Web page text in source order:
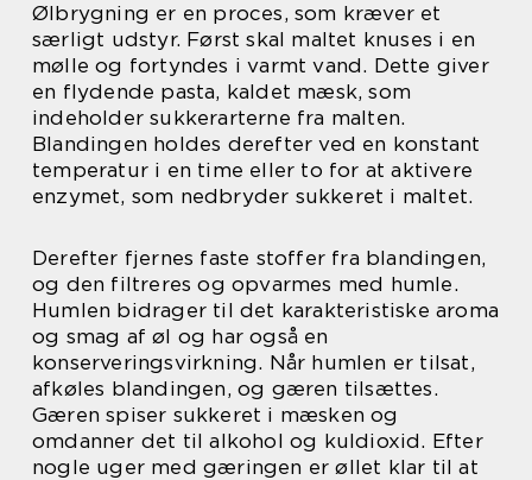
Ølbrygning er en proces, som kræver et
særligt udstyr. Først skal maltet knuses i en
mølle og fortyndes i varmt vand. Dette giver
en flydende pasta, kaldet mæsk, som
indeholder sukkerarterne fra malten.
Blandingen holdes derefter ved en konstant
temperatur i en time eller to for at aktivere
enzymet, som nedbryder sukkeret i maltet.
Derefter fjernes faste stoffer fra blandingen,
og den filtreres og opvarmes med humle.
Humlen bidrager til det karakteristiske aroma
og smag af øl og har også en
konserveringsvirkning. Når humlen er tilsat,
afkøles blandingen, og gæren tilsættes.
Gæren spiser sukkeret i mæsken og
omdanner det til alkohol og kuldioxid. Efter
nogle uger med gæringen er øllet klar til at